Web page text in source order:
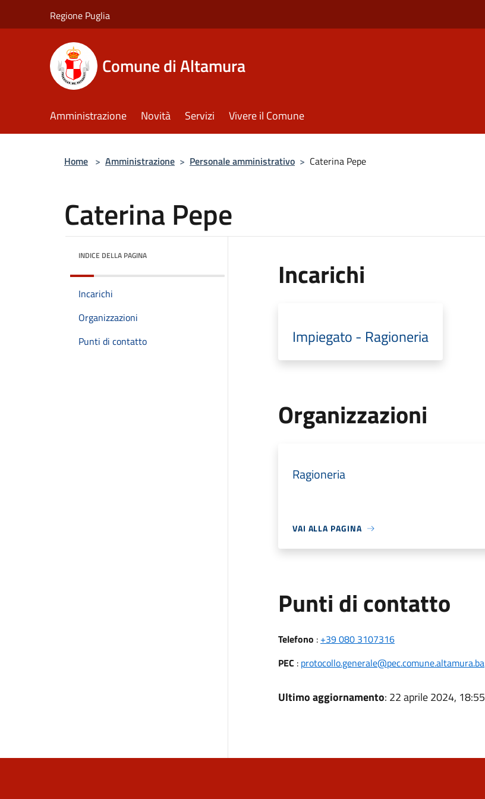
Regione Puglia
Comune di Altamura
Amministrazione Novità Servizi Vivere il Comune
Home > Amministrazione > Personale amministrativo > Caterina Pepe
Caterina Pepe
INDICE DELLA PAGINA
Incarichi
Organizzazioni
Punti di contatto
Incarichi
Impiegato - Ragioneria
Organizzazioni
Ragioneria
VAI ALLA PAGINA
Punti di contatto
Telefono : +39 080 3107316
PEC : protocollo.generale@pec.comune.altamura.ba
Ultimo aggiornamento: 22 aprile 2024, 18:55